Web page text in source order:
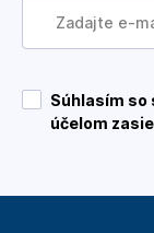
Súhlasím so
účelom